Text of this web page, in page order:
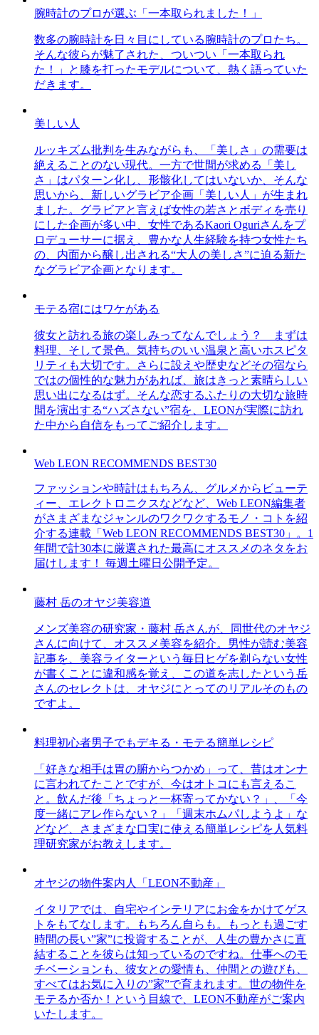
腕時計のプロが選ぶ「一本取られました！」
数多の腕時計を日々目にしている腕時計のプロたち。
そんな彼らが魅了された、ついつい「一本取られ
た！」と膝を打ったモデルについて、熱く語っていた
だきます。
美しい人
ルッキズム批判を生みながらも、「美しさ」の需要は
絶えることのない現代。一方で世間が求める「美し
さ」はパターン化し、形骸化してはいないか、そんな
思いから、新しいグラビア企画「美しい人」が生まれ
ました。グラビアと言えば女性の若さとボディを売り
にした企画が多い中、女性であるKaori Oguriさんをプ
ロデューサーに据え、豊かな人生経験を持つ女性たち
の、内面から醸し出される“大人の美しさ”に迫る新た
なグラビア企画となります。
モテる宿にはワケがある
彼女と訪れる旅の楽しみってなんでしょう？ まずは
料理、そして景色。気持ちのいい温泉と高いホスピタ
リティも大切です。さらに設えや歴史などその宿なら
ではの個性的な魅力があれば、旅はきっと素晴らしい
思い出になるはず。そんな恋するふたりの大切な旅時
間を演出する“ハズさない”宿を、LEONが実際に訪れ
た中から自信をもってご紹介します。
Web LEON RECOMMENDS BEST30
ファッションや時計はもちろん、グルメからビューテ
ィー、エレクトロニクスなどなど、Web LEON編集者
がさまざまなジャンルのワクワクするモノ・コトを紹
介する連載「Web LEON RECOMMENDS BEST30」。1
年間で計30本に厳選された最高にオススメのネタをお
届けします！ 毎週土曜日公開予定。
藤村 岳のオヤジ美容道
メンズ美容の研究家・藤村 岳さんが、同世代のオヤジ
さんに向けて、オススメ美容を紹介。男性が読む美容
記事を、美容ライターという毎日ヒゲを剃らない女性
が書くことに違和感を覚え、この道を志したという岳
さんのセレクトは、オヤジにとってのリアルそのもの
ですよ。
料理初心者男子でもデキる・モテる簡単レシピ
「好きな相手は胃の腑からつかめ」って、昔はオンナ
に言われてたことですが、今はオトコにも言えるこ
と。飲んだ後「ちょっと一杯寄ってかない？」、「今
度一緒にアレ作らない？」「週末ホムパしようよ」な
どなど、さまざまな口実に使える簡単レシピを人気料
理研究家がお教えします。
オヤジの物件案内人「LEON不動産」
イタリアでは、自宅やインテリアにお金をかけてゲス
トをもてなします。もちろん自らも。もっとも過ごす
時間の長い”家”に投資することが、人生の豊かさに直
結することを彼らは知っているのですね。仕事へのモ
チベーションも、彼女との愛情も、仲間との遊びも、
すべてはお気に入りの”家”で育まれます。世の物件を
モテるか否か！という目線で、LEON不動産がご案内
いたします。